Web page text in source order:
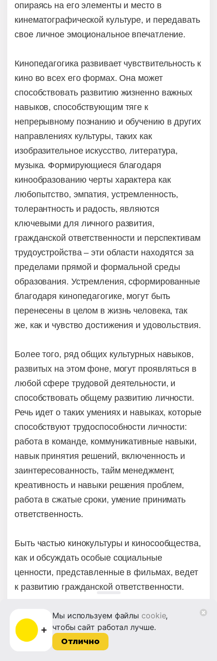
Мы используем файлы cookie,
чтобы сайт работал лучше.
Отлично
опираясь на его элементы и место в
кинематографической культуре, и передавать
свое личное эмоциональное впечатление.
Кинопедагогика развивает чувствительность к
кино во всех его формах. Она может
способствовать развитию жизненно важных
навыков, способствующим тяге к
непрерывному познанию и обучению в других
направлениях культуры, таких как
изобразительное искусство, литература,
музыка. Формирующиеся благодаря
кинообразованию черты характера как
любопытство, эмпатия, устремленность,
толерантность и радость, являются
ключевыми для личного развития,
гражданской ответственности и перспективам
трудоустройства – эти области находятся за
пределами прямой и формальной среды
образования. Устремления, сформированные
благодаря кинопедагогике, могут быть
перенесены в целом в жизнь человека, так
же, как и чувство достижения и удовольствия.
Более того, ряд общих культурных навыков,
развитых на этом фоне, могут проявляться в
любой сфере трудовой деятельности, и
способствовать общему развитию личности.
Речь идет о таких умениях и навыках, которые
способствуют трудоспособности личности:
работа в команде, коммуникативные навыки,
навык принятия решений, включенность и
заинтересованность, тайм менеджмент,
креативность и навыки решения проблем,
работа в сжатые сроки, умение принимать
ответственность.
Быть частью кинокультуры и киносообщества,
как и обсуждать особые социальные
ценности, представленные в фильмах, ведет
к развитию гражданской ответственности.
Онлайн-кинотеатр «Ноль Плюс» реализует
через свою платформу принципы
кинопедагогики, предоставляя